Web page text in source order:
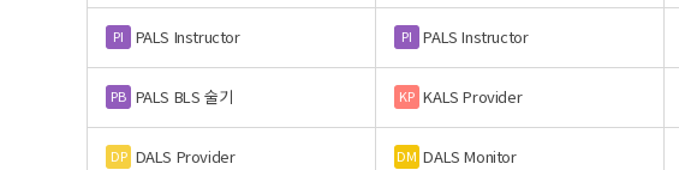
PI PALS Instructor PI PALS Instructor
PB PALS BLS 술기 KP KALS Provider
DP DALS Provider DM DALS Monitor